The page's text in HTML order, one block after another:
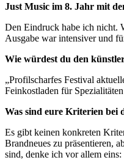
Just Music im 8. Jahr mit
Den Eindruck habe ich nicht.
Ausgabe war intensiver und
Wie würdest du den
„Profilscharfes Festival
Feinkostladen für
Was sind eure Kriterien bei
Es gibt keinen konkreten
Brandneues zu präsentieren,
sind, denke ich vor allem